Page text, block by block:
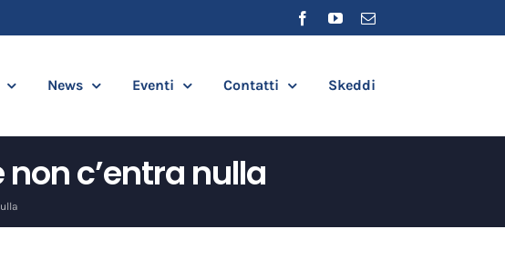
FacebookYouTubeEmail
News Eventi Contatti Skeddi
c’entra nulla